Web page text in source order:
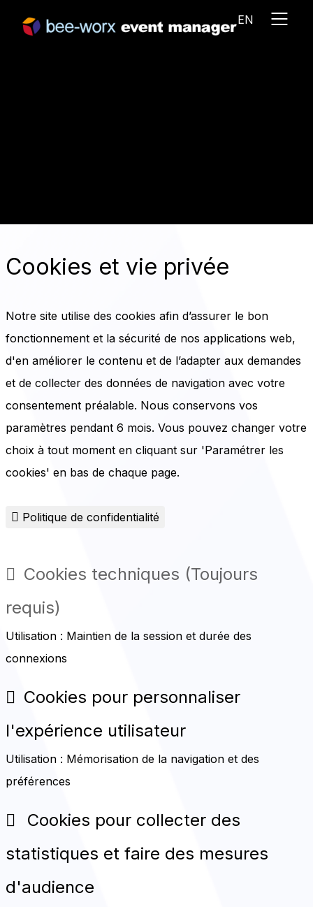
EN
Cookies et vie privée
Notre site utilise des cookies afin d’assurer le bon
fonctionnement et la sécurité de nos applications web,
d'en améliorer le contenu et de l’adapter aux demandes
et de collecter des données de navigation avec votre
consentement préalable. Nous conservons vos
paramètres pendant 6 mois. Vous pouvez changer votre
choix à tout moment en cliquant sur 'Paramétrer les
cookies' en bas de chaque page.
Politique de confidentialité
Cookies techniques (Toujours
requis)
Utilisation : Maintien de la session et durée des
connexions
Cookies pour personnaliser
l'expérience utilisateur
Utilisation : Mémorisation de la navigation et des
préférences
Cookies pour collecter des
statistiques et faire des mesures
d'audience